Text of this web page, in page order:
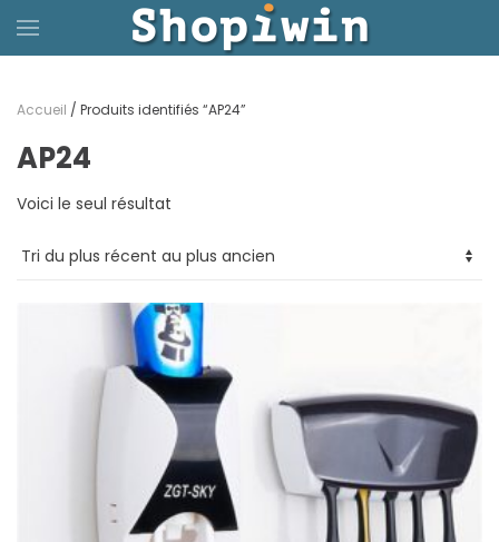
au
principal
Accueil / Produits identifiés “AP24”
AP24
Voici le seul résultat